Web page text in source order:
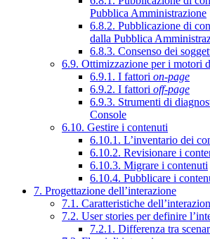
Pubblica Amministrazione
6.8.2. Pubblicazione di
dalla Pubblica
6.8.3. Consenso dei
6.9. Ottimizzazione per i motori
6.9.1. I fattori on-page
6.9.2. I fattori off-page
6.9.3. Strumenti di
Console
6.10. Gestire i contenuti
6.10.1. L’inventario dei
6.10.2. Revisionare i
6.10.3. Migrare i contenuti
6.10.4. Pubblicare i
7. Progettazione dell’interazione
7.1. Caratteristiche
7.2. User stories per definire
7.2.1. Differenza tra